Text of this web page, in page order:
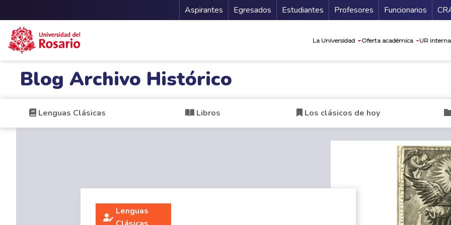
Menu Secundario
Aspirantes Egresados Estudiantes Profesores Funcionarios
La Universidad Oferta académica UR
Blog Archivo Histórico
Lenguas Clásicas Libros Los clásicos de hoy
Lenguas